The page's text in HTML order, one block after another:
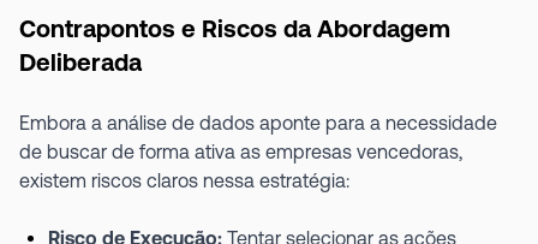
Contrapontos e Riscos da Abordagem
Deliberada
Embora a análise de dados aponte para a necessidade
de buscar de forma ativa as empresas vencedoras,
existem riscos claros nessa estratégia:
Risco de Execução: Tentar selecionar as ações